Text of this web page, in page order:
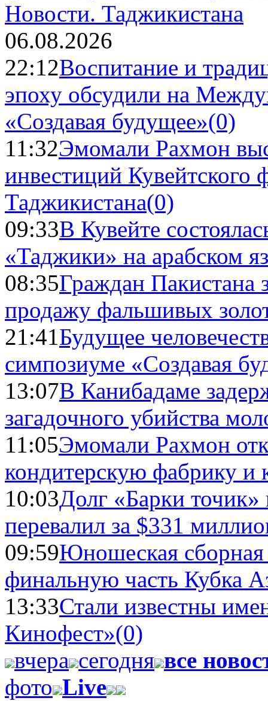
Новости. Таджикистана
06.08.2026
22:12Воспитание и
эпоху обсудили на
«Создавая будущее»(0)
11:32Эмомали Рахмон
инвестиций Кувейтского
Таджикистана(0)
09:33В Кувейте
«Таджики» на арабском
08:35Граждан Пакистана
продажу фальшивых
21:41Будущее
симпозиуме «Создавая
13:07В Канибадаме
загадочного убийства
11:05Эмомали Рахмон
кондитерскую фабрику и
10:03Долг «Барки
перевалил за $331
09:59Юношеская
финальную часть Кубка
13:33Стали известны
Кинофест»(0)
вчера сегодня все
фото Live